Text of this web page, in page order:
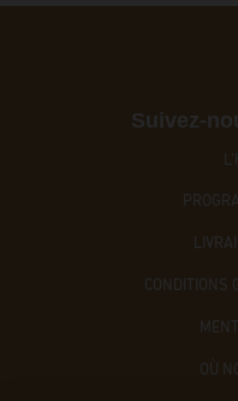
Suivez-
CONDITIONS
OÙ